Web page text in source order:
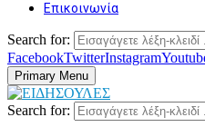
Επικοινωνία
Search for:
FacebookTwitterInstagram
Primary Menu
Search for: